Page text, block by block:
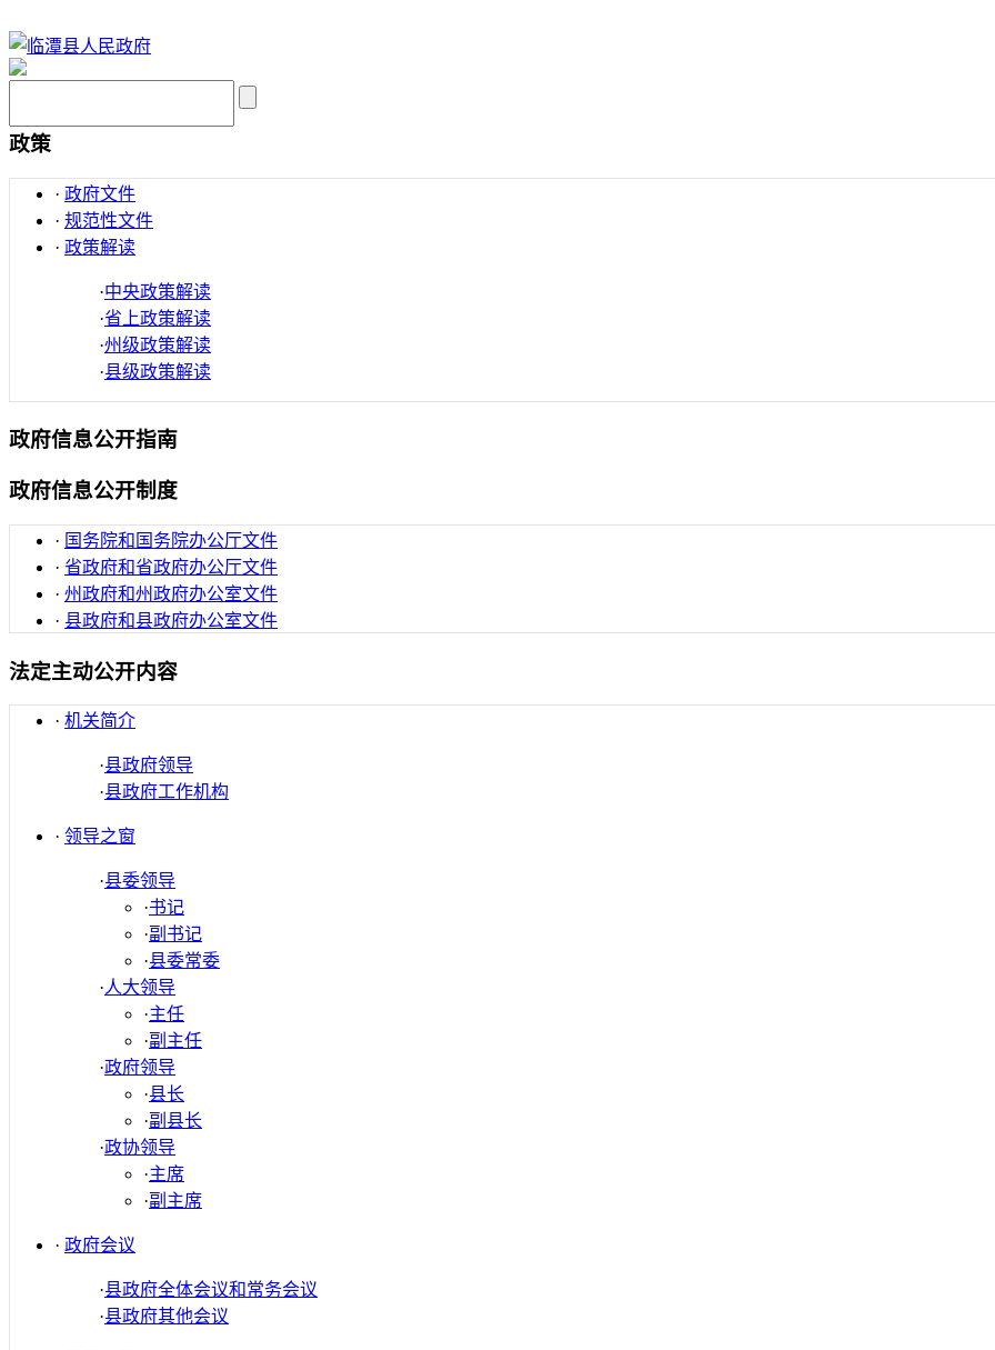
政策
· 政府文件
· 规范性文件
· 政策解读
·中央政策解读
·省上政策解读
·州级政策解读
·县级政策解读
政府信息公开指南
政府信息公开制度
· 国务院和国务院办公厅文件
· 省政府和省政府办公厅文件
· 州政府和州政府办公室文件
· 县政府和县政府办公室文件
法定主动公开内容
· 机关简介
·县政府领导
·县政府工作机构
· 领导之窗
·县委领导
·书记
·副书记
·县委常委
·人大领导
·主任
·副主任
·政府领导
·县长
·副县长
·政协领导
·主席
·副主席
· 政府会议
·县政府全体会议和常务会议
·县政府其他会议